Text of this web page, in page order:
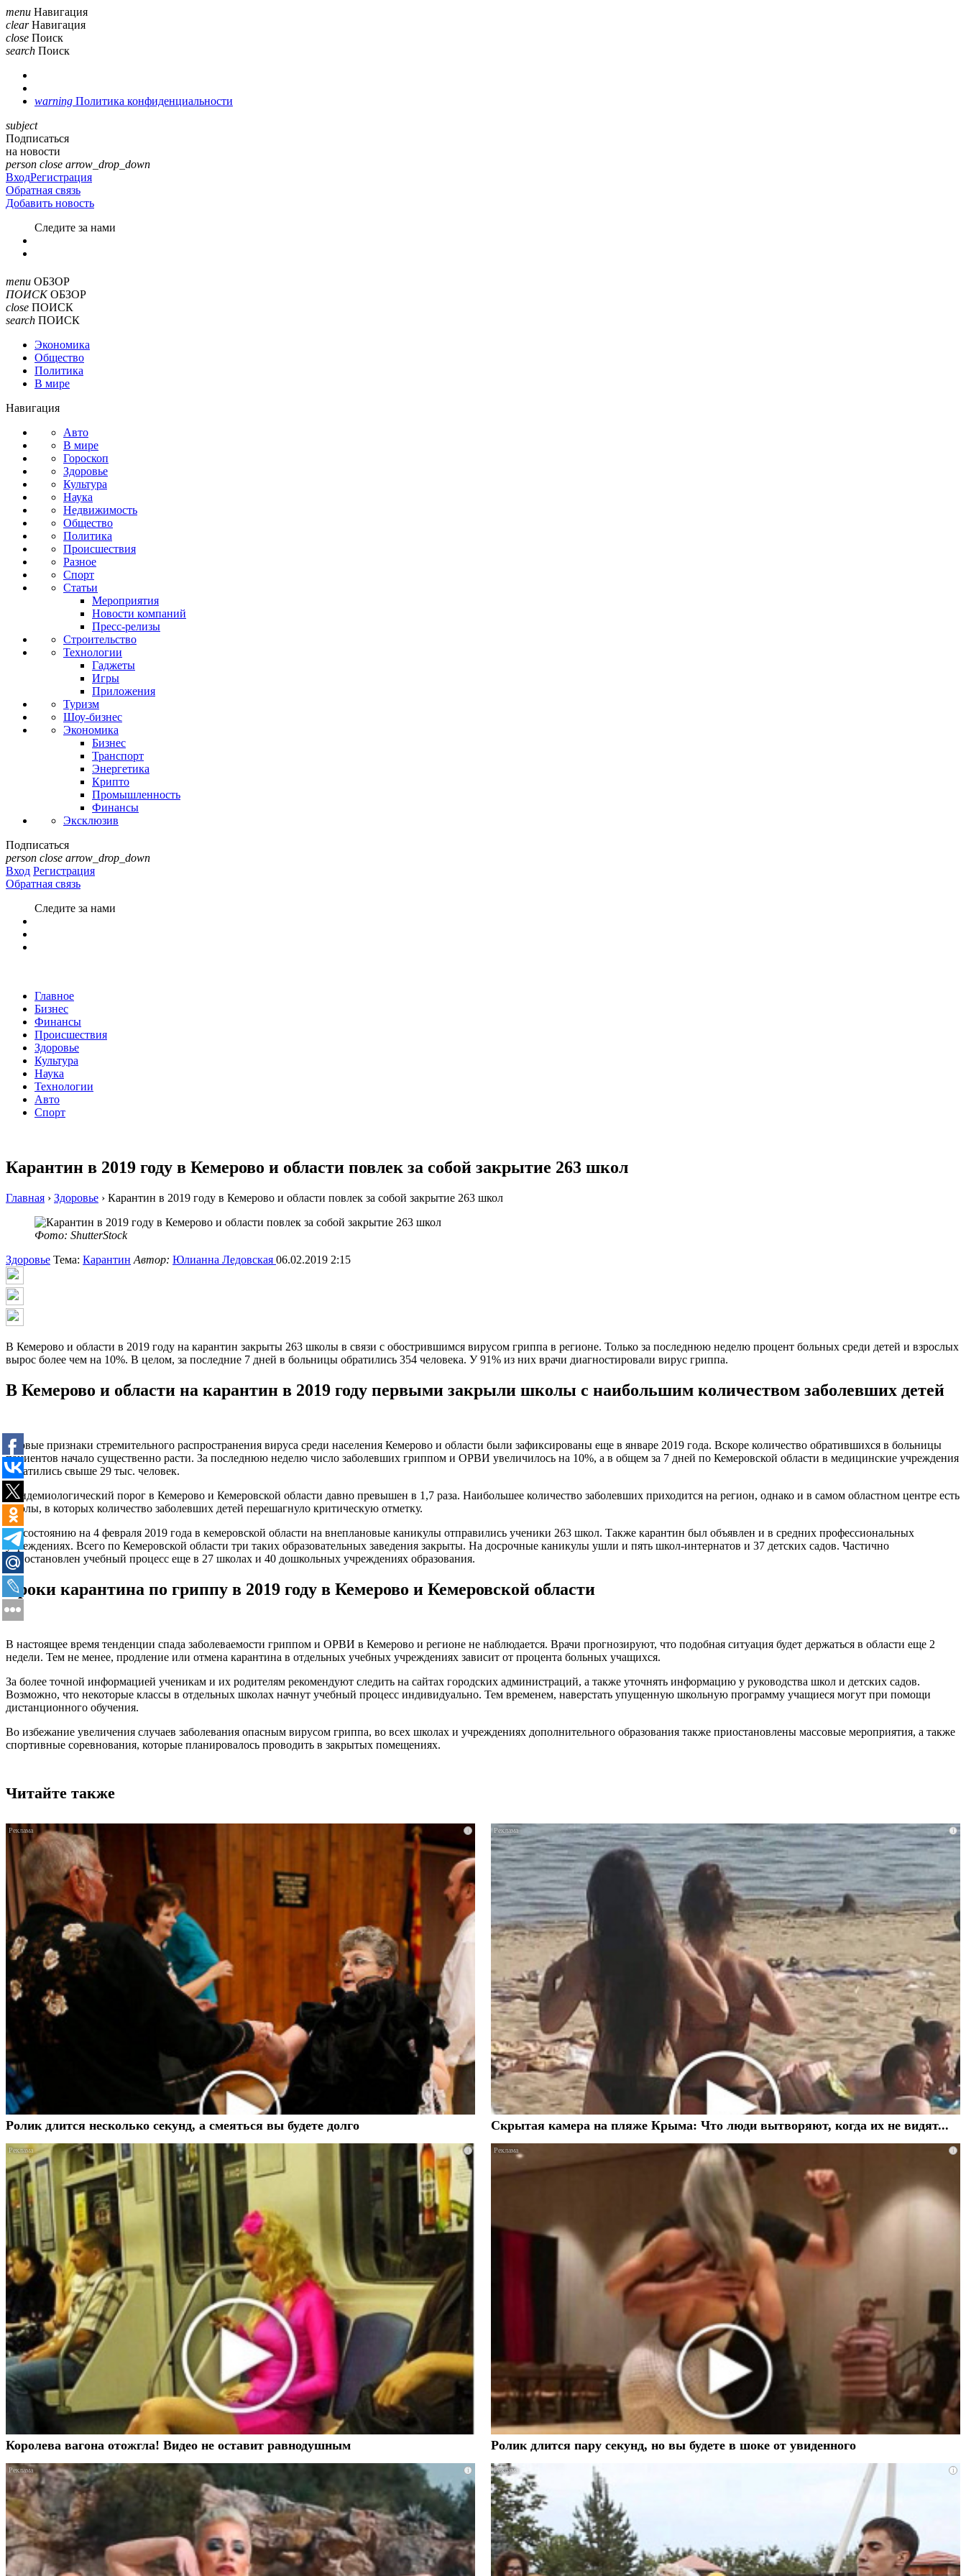
menu Навигация
clear Навигация
close Поиск
search Поиск
warning Политика конфиденциальности
subject
Подписаться
на новости
person close arrow_drop_down
ВходРегистрация
Обратная связь
Добавить новость
Cледите за нами
menu ОБЗОР
ПОИСК ОБЗОР
close ПОИСК
search ПОИСК
Экономика
Общество
Политика
В мире
Навигация
Авто
В мире
Гороскоп
Здоровье
Культура
Наука
Недвижимость
Общество
Политика
Происшествия
Разное
Спорт
Статьи
Мероприятия
Новости компаний
Пресс-релизы
Строительство
Технологии
Гаджеты
Игры
Приложения
Туризм
Шоу-бизнес
Экономика
Бизнес
Транспорт
Энергетика
Крипто
Промышленность
Финансы
Эксклюзив
Подписаться
person close arrow_drop_down
Вход Регистрация
Обратная связь
Следите за нами
Главное
Бизнес
Финансы
Происшествия
Здоровье
Культура
Наука
Технологии
Авто
Спорт
Карантин в 2019 году в Кемерово и области повлек за собой закрытие 263 школ
Главная › Здоровье › Карантин в 2019 году в Кемерово и области повлек за собой закрытие 263 школ
Фото: ShutterStock
Здоровье Тема: Карантин Автор: Юлианна Ледовская 06.02.2019 2:15
В Кемерово и области в 2019 году на карантин закрыты 263 школы в связи с обострившимся вирусом гриппа в регионе. Только за последнюю неделю процент больных среди детей и взрослых
вырос более чем на 10%. В целом, за последние 7 дней в больницы обратились 354 человека. У 91% из них врачи диагностировали вирус гриппа.
В Кемерово и области на карантин в 2019 году первыми закрыли школы с наибольшим количеством заболевших детей
Первые признаки стремительного распространения вируса среди населения Кемерово и области были зафиксированы еще в январе 2019 года. Вскоре количество обратившихся в больницы
пациентов начало существенно расти. За последнюю неделю число заболевших гриппом и ОРВИ увеличилось на 10%, а в общем за 7 дней по Кемеровской области в медицинские учреждения
обратились свыше 29 тыс. человек.
Эпидемиологический порог в Кемерово и Кемеровской области давно превышен в 1,7 раза. Наибольшее количество заболевших приходится на регион, однако и в самом областном центре есть
школы, в которых количество заболевших детей перешагнуло критическую отметку.
По состоянию на 4 февраля 2019 года в кемеровской области на внеплановые каникулы отправились ученики 263 школ. Также карантин был объявлен и в средних профессиональных
учреждениях. Всего по Кемеровской области три таких образовательных заведения закрыты. На досрочные каникулы ушли и пять школ-интернатов и 37 детских садов. Частично
приостановлен учебный процесс еще в 27 школах и 40 дошкольных учреждениях образования.
Сроки карантина по гриппу в 2019 году в Кемерово и Кемеровской области
В настоящее время тенденции спада заболеваемости гриппом и ОРВИ в Кемерово и регионе не наблюдается. Врачи прогнозируют, что подобная ситуация будет держаться в области еще 2
недели. Тем не менее, продление или отмена карантина в отдельных учебных учреждениях зависит от процента больных учащихся.
За более точной информацией ученикам и их родителям рекомендуют следить на сайтах городских администраций, а также уточнять информацию у руководства школ и детских садов.
Возможно, что некоторые классы в отдельных школах начнут учебный процесс индивидуально. Тем временем, наверстать упущенную школьную программу учащиеся могут при помощи
дистанционного обучения.
Во избежание увеличения случаев заболевания опасным вирусом гриппа, во всех школах и учреждениях дополнительного образования также приостановлены массовые мероприятия, а также
спортивные соревнования, которые планировалось проводить в закрытых помещениях.
Читайте также
i
Ролик длится несколько секунд, а смеяться вы будете долго
i
Скрытая камера на пляже Крыма: Что люди вытворяют, когда их не видят...
i
Королева вагона отожгла! Видео не оставит равнодушным
i
Ролик длится пару секунд, но вы будете в шоке от увиденного
i i